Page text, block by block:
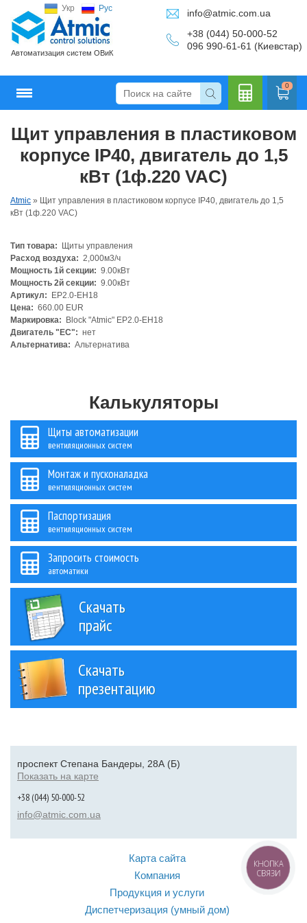
Укр Рус
Автоматизация систем ОВиК
info@atmic.com.ua
+38 (044) 50-000-52
096 990-61-61 (Киевстар)
0
Щит управления в пластиковом
корпусе IP40, двигатель до 1,5
кВт (1ф.220 VAC)
Atmic » Щит управления в пластиковом корпусе IP40, двигатель до 1,5
кВт (1ф.220 VAC)
Тип товара:
Щиты управления
Расход воздуха: 2,000м3/ч
Мощность 1й секции: 9.00кВт
Мощность 2й секции: 9.00кВт
Артикул:
EP2.0-EH18
Цена: 660.00 EUR
Маркировка:
Block "Atmic" EP2.0-EH18
Двигатель "ЕС": нет
Альтернатива: Альтернатива
Калькуляторы
Щиты автоматизации
вентиляционных систем
Монтаж и пусконаладка
вентиляционных систем
Паспортизация
вентиляционных систем
Запросить стоимость
автоматики
Скачать
прайс
Скачать
презентацию
проспект Степана Бандеры, 28А (Б)
Показать на карте
+38 (044) 50-000-52
info@atmic.com.ua
Карта сайта
Компания
Продукция и услуги
Диспетчеризация (умный дом)
КНОПКА
СВЯЗИ